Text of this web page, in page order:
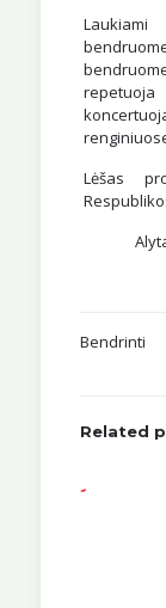
Lėšas
Bendrinti
Related